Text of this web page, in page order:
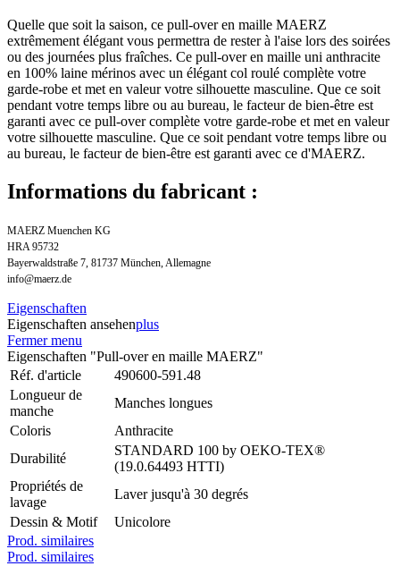
Quelle que soit la saison, ce pull-over en maille MAERZ
extrêmement élégant vous permettra de rester à l'aise lors des soirées
ou des journées plus fraîches. Ce pull-over en maille uni anthracite
en 100% laine mérinos avec un élégant col roulé complète votre
garde-robe et met en valeur votre silhouette masculine. Que ce soit
pendant votre temps libre ou au bureau, le facteur de bien-être est
garanti avec ce pull-over complète votre garde-robe et met en valeur
votre silhouette masculine. Que ce soit pendant votre temps libre ou
au bureau, le facteur de bien-être est garanti avec ce d'MAERZ.
Informations du fabricant :
MAERZ Muenchen KG
HRA 95732
Bayerwaldstraße 7, 81737 München, Allemagne
info@maerz.de
Eigenschaften
Eigenschaften ansehenplus
Fermer menu
Eigenschaften "Pull-over en maille MAERZ"
Réf. d'article
490600-591.48
Longueur de
manche
Manches longues
Coloris
Anthracite
Durabilité
STANDARD 100 by OEKO-TEX®
(19.0.64493 HTTI)
Propriétés de
lavage
Laver jusqu'à 30 degrés
Dessin & Motif
Unicolore
Prod. similaires
Prod. similaires